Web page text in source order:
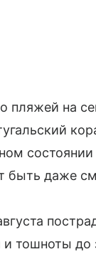
пляжей на
даже
тошноты до